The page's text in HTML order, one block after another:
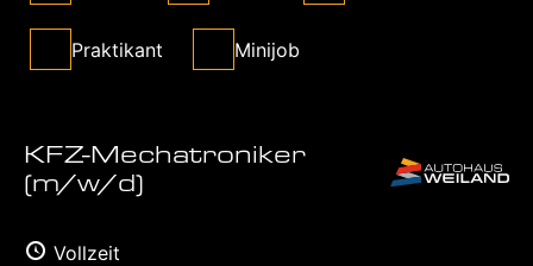
KFZ-Mechatroniker
(m/w/d)
Vollzeit
Praktikant Minijob